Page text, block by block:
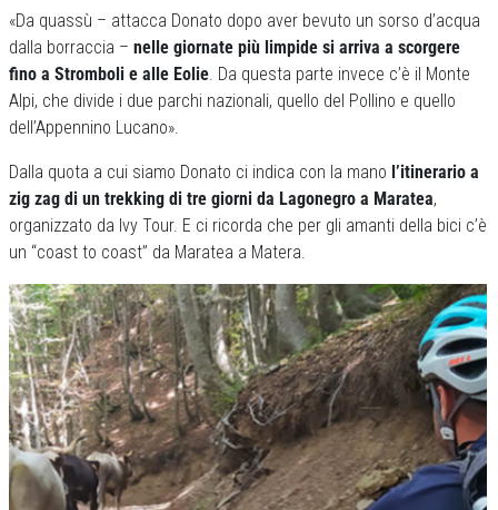
«Da quassù – attacca Donato dopo aver bevuto un sorso d’acqua
dalla borraccia – nelle giornate più limpide si arriva a scorgere
fino a Stromboli e alle Eolie . Da questa parte invece c’è il Monte
Alpi, che divide i due parchi nazionali, quello del Pollino e quello
dell’Appennino Lucano».
Dalla quota a cui siamo Donato ci indica con la mano l’itinerario a
zig zag di un trekking di tre giorni da Lagonegro a Maratea,
organizzato da Ivy Tour. E ci ricorda che per gli amanti della bici c’è
un “coast to coast” da Maratea a Matera.